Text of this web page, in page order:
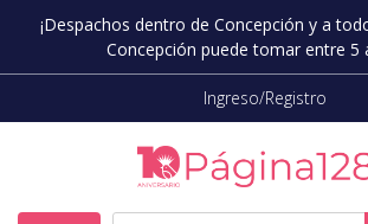
¡Despachos dentro de Concepción y a
Concepción puede tomar entre 5
Ingreso/Registro